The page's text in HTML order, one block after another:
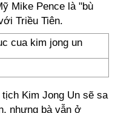
Mike Pence là "bù
Triều Tiên.
Kim Jong Un sẽ sa
nhưng bà vẫn ở